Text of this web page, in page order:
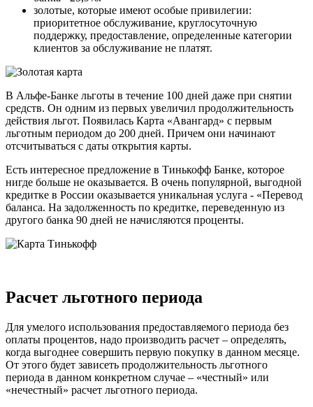
золотые, которые имеют особые привилегии:
приоритетное обслуживание, круглосуточную
поддержку, предоставление, определенные категории
клиентов за обслуживание не платят.
В Альфе-Банке льготы в течение 100 дней даже при снятии
средств. Он одним из первых увеличил продолжительность
действия льгот. Появилась Карта «Авангард» с первым
льготным периодом до 200 дней. Причем они начинают
отсчитываться с даты открытия карты.
Есть интересное предложение в Тинькофф Банке, которое
нигде больше не оказывается. В очень популярной, выгодной
кредитке в России оказывается уникальная услуга - «Перевод
баланса. На задолженность по кредитке, переведенную из
другого банка 90 дней не начисляются проценты.
Расчет льготного периода
Для умелого использования предоставляемого периода без
оплаты процентов, надо производить расчет – определять,
когда выгоднее совершить первую покупку в данном месяце.
От этого будет зависеть продолжительность льготного
периода в данном конкретном случае – «честный» или
«нечестный» расчет льготного периода.